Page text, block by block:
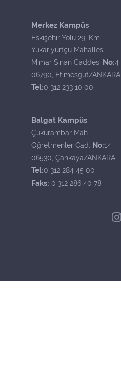
Merkez Kampüs
Eskişehir Yolu 29. Km.
Yukarıyurtçu Mahallesi
Mimar Sinan Caddesi No:4
06790, Etimesgut/ANKARA
Tel:0 312 233 10 00
Balgat Kampüs
Çukurambar Mah.
Öğretmenler Cad. No:14
06530, Çankaya/ANKARA
Tel:0 312 284 45 00
Faks: 0 312 286 40 78